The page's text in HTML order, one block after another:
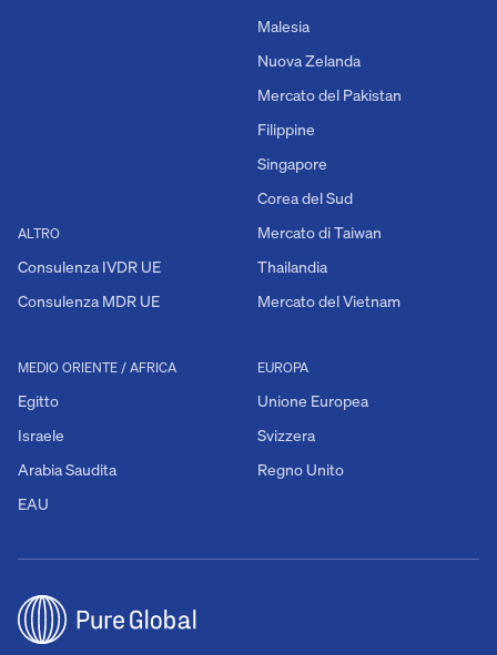
ALTRO
Consulenza IVDR UE
Consulenza MDR UE
EUROPA
Unione Europea
Svizzera
Regno Unito
MEDIO ORIENTE / AFRICA
Egitto
Israele
Arabia Saudita
EAU
Malesia
Nuova Zelanda
Mercato del Pakistan
Filippine
Singapore
Corea del Sud
Mercato di Taiwan
Thailandia
Mercato del Vietnam